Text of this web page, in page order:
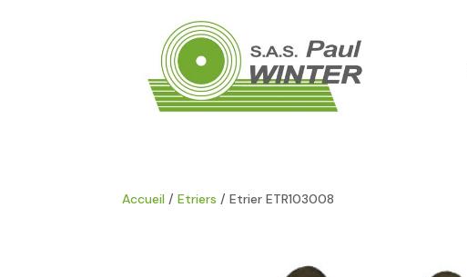
Accueil /Etriers / Etrier ETR103008